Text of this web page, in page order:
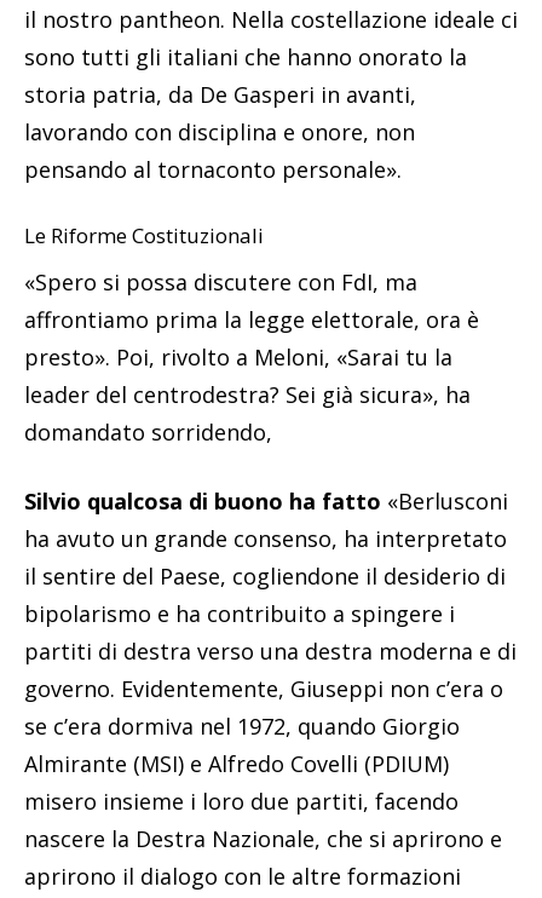
il nostro pantheon. Nella costellazione ideale ci
sono tutti gli italiani che hanno onorato la
storia patria, da De Gasperi in avanti,
lavorando con disciplina e onore, non
pensando al tornaconto personale».
Le Riforme Costituzionali
«Spero si possa discutere con FdI, ma
affrontiamo prima la legge elettorale, ora è
presto». Poi, rivolto a Meloni, «Sarai tu la
leader del centrodestra? Sei già sicura», ha
domandato sorridendo,
Silvio qualcosa di buono ha fatto «Berlusconi
ha avuto un grande consenso, ha interpretato
il sentire del Paese, cogliendone il desiderio di
bipolarismo e ha contribuito a spingere i
partiti di destra verso una destra moderna e di
governo. Evidentemente, Giuseppi non c’era o
se c’era dormiva nel 1972, quando Giorgio
Almirante (MSI) e Alfredo Covelli (PDIUM)
misero insieme i loro due partiti, facendo
nascere la Destra Nazionale, che si aprirono e
aprirono il dialogo con le altre formazioni